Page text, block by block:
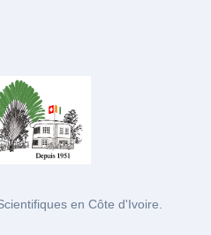
en Côte d'Ivoire.